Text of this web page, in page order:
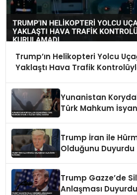
Trump’ın Helikopteri Yolcu
Yaklaştı Hava Trafik
Yunanistan
Türk Mahkum
Trump İran ile
Olduğunu Duyurdu
Trump Gazze’de
Anlaşması